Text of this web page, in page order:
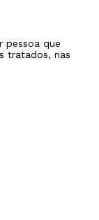
pessoa que
tratados, nas